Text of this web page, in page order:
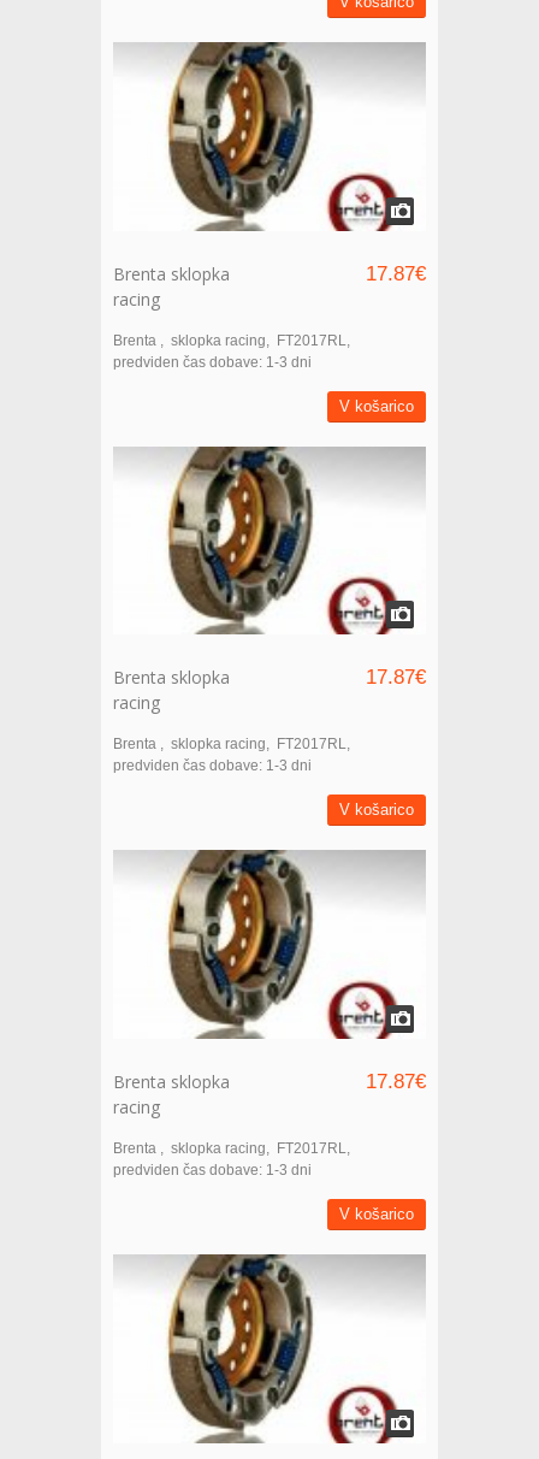
Brenta sklopka
racing
17.87€
Brenta sklopka racing
FT2017RL
predviden čas dobave: 1-3 dni
V košarico
Brenta sklopka
racing
17.87€
Brenta sklopka racing
FT2017RL
predviden čas dobave: 1-3 dni
V košarico
Brenta sklopka
racing
17.87€
Brenta sklopka racing
FT2017RL
predviden čas dobave: 1-3 dni
V košarico